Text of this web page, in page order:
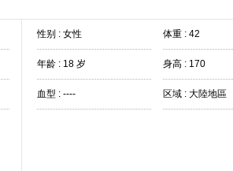
性别 : 女性 体重 : 42
年龄 : 18 岁 身高 : 170
血型 : ---- 区域 : 大陸地區